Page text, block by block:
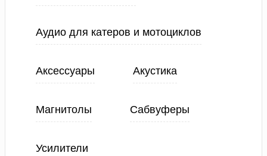
Аудио для катеров и мотоциклов
Аксессуары Акустика
Магнитолы Сабвуферы
Усилители